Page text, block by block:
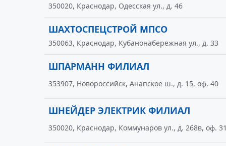
350020, Краснодар, Одесская ул., д. 46
ШАХТОСПЕЦСТРОЙ МПСО
350063, Краснодар, Кубанонабережная ул., д. 33
ШПАРМАНН ФИЛИАЛ
353907, Новороссийск, Анапское ш., д. 15, оф. 40
ШНЕЙДЕР ЭЛЕКТРИК ФИЛИАЛ
350020, Краснодар, Коммунаров ул., д. 268в, оф.